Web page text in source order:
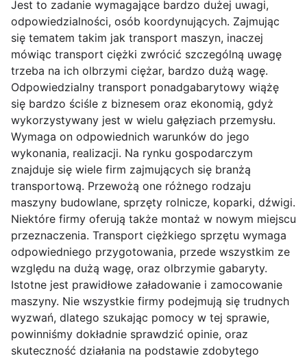
Jest to zadanie wymagające bardzo dużej uwagi,
odpowiedzialności, osób koordynujących. Zajmując
się tematem takim jak transport maszyn, inaczej
mówiąc transport ciężki zwrócić szczególną uwagę
trzeba na ich olbrzymi ciężar, bardzo dużą wagę.
Odpowiedzialny transport ponadgabarytowy wiążę
się bardzo ściśle z biznesem oraz ekonomią, gdyż
wykorzystywany jest w wielu gałęziach przemysłu.
Wymaga on odpowiednich warunków do jego
wykonania, realizacji. Na rynku gospodarczym
znajduje się wiele firm zajmujących się branżą
transportową. Przewożą one różnego rodzaju
maszyny budowlane, sprzęty rolnicze, koparki, dźwigi.
Niektóre firmy oferują także montaż w nowym miejscu
przeznaczenia. Transport ciężkiego sprzętu wymaga
odpowiedniego przygotowania, przede wszystkim ze
względu na dużą wagę, oraz olbrzymie gabaryty.
Istotne jest prawidłowe załadowanie i zamocowanie
maszyny. Nie wszystkie firmy podejmują się trudnych
wyzwań, dlatego szukając pomocy w tej sprawie,
powinniśmy dokładnie sprawdzić opinie, oraz
skuteczność działania na podstawie zdobytego